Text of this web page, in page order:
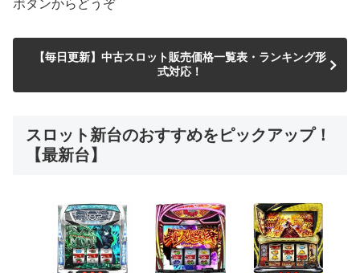
ボタンからどうぞ
【毎日更新】中古スロット販売価格一覧表・ランキング形
式対応！
スロット新台のおすすめをピックアップ！
【最新台】